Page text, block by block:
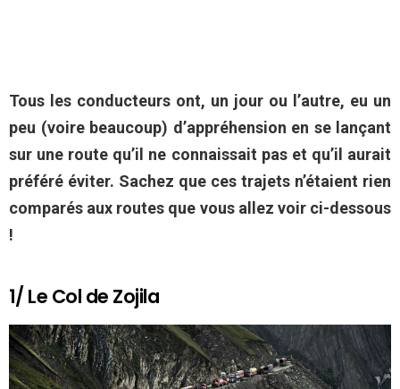
Tous les conducteurs ont, un jour ou l’autre, eu un
peu (voire beaucoup) d’appréhension en se lançant
sur une route qu’il ne connaissait pas et qu’il aurait
préféré éviter. Sachez que ces trajets n’étaient rien
comparés aux routes que vous allez voir ci-dessous
!
1/ Le Col de Zojila